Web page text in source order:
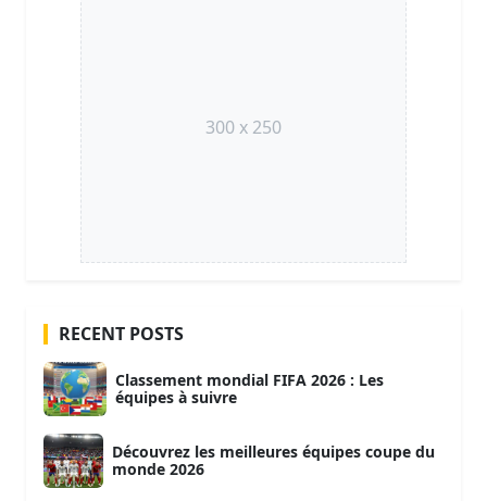
300 x 250
RECENT POSTS
Classement mondial FIFA 2026 : Les
équipes à suivre
Découvrez les meilleures équipes coupe du
monde 2026